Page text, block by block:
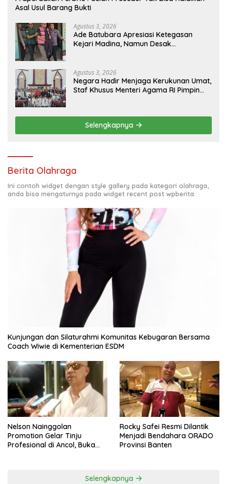
Asal Usul Barang Bukti
Agustus 3, 2026
Ade Batubara Apresiasi Ketegasan
Kejari Madina, Namun Desak
Terlibat Kasus Smart Village
Agustus 3, 2026
Negara Hadir Menjaga Kerukunan Umat,
Staf Khusus Menteri Agama RI Pimpin
Selengkapnya
Berita Olahraga
Ini contoh widget dengan style gallery pada kategori olahraga,
anda bisa mengaturnya pada widget recent post wpberita.
Kunjungan dan Silaturahmi Komunitas Kebugaran Bersama
Coach Wiwie di Kementerian ESDM
Nelson Nainggolan
Promotion Gelar Tinju
Profesional di Ancol, Buka
Rocky Safei Resmi Dilantik
Menjadi Bendahara ORADO
Provinsi Banten
Selengkapnya